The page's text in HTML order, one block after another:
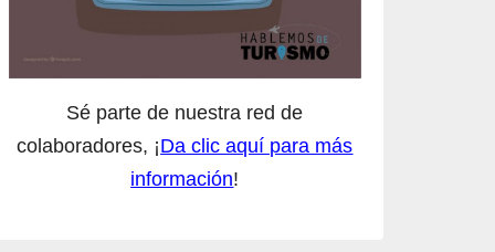
Sé parte de nuestra red de
colaboradores, ¡Da clic aquí para más
información!